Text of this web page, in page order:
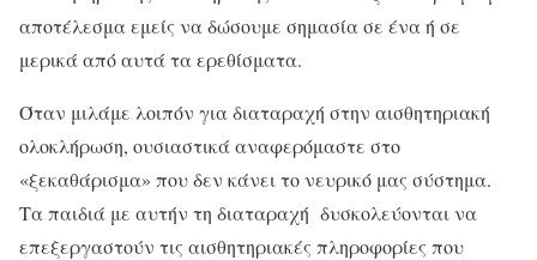
αποτέλεσμα εμείς να δώσουμε σημασία σε ένα ή σε
μερικά από αυτά τα ερεθίσματα.
Όταν μιλάμε λοιπόν για διαταραχή στην αισθητηριακή
ολοκλήρωση, ουσιαστικά αναφερόμαστε στο
«ξεκαθάρισμα» που δεν κάνει το νευρικό μας σύστημα.
Τα παιδιά με αυτήν τη διαταραχή δυσκολεύονται να
επεξεργαστούν τις αισθητηριακές πληροφορίες που